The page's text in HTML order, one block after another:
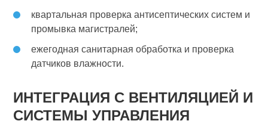
квартальная проверка антисептических систем и
промывка магистралей;
ежегодная санитарная обработка и проверка
датчиков влажности.
ИНТЕГРАЦИЯ С ВЕНТИЛЯЦИЕЙ И
СИСТЕМЫ УПРАВЛЕНИЯ